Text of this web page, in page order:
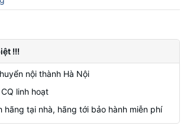
!!!
nội thành Hà Nội
linh hoạt
hãng tại nhà, hãng tới bảo hành miễn phí